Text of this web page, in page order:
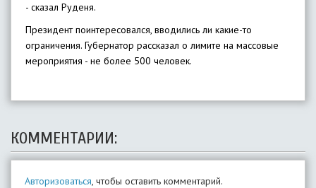
- сказал Руденя.
Президент поинтересовался, вводились ли какие-то
ограничения. Губернатор рассказал о лимите на массовые
мероприятия - не более 500 человек.
КОММЕНТАРИИ:
Авторизоваться, чтобы оставить комментарий.